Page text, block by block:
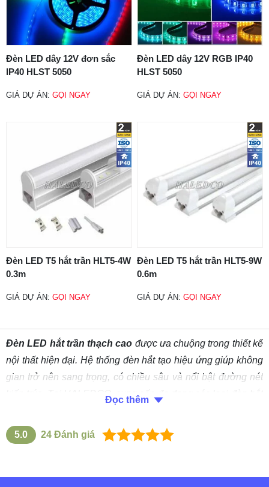
Đèn LED dây 12V đơn sắc
IP40 HLST 5050
GIÁ DỰ ÁN: GỌI NGAY
Đèn LED dây 12V RGB IP40
HLST 5050
GIÁ DỰ ÁN: GỌI NGAY
Đèn LED T5 hắt trần HLT5-4W
0.3m
GIÁ DỰ ÁN: GỌI NGAY
Đèn LED T5 hắt trần HLT5-9W
0.6m
GIÁ DỰ ÁN: GỌI NGAY
Đèn LED hắt trần thạch cao được ưa chuộng trong thiết kế
nội thất hiện đại. Hệ thống đèn hắt tạo hiệu ứng giúp không
gian trở nên sang trọng, có chiều sâu và nổi bật đường nét
kiến trúc. Tại HALEDCO, cung cấp đa dạng các loại đèn hắt
nhôm định hình… phù hợp từ nhà ở, căn hộ đến khách sạn,
showroom và công trình cao cấp.
Đọc thêm
5.0 24 Đánh giá